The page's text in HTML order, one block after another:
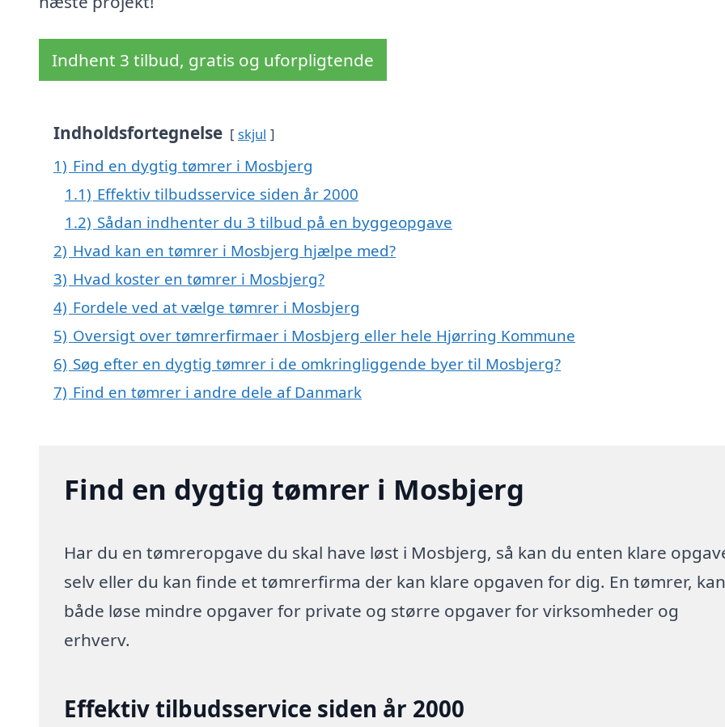
Indhent 3 tilbud, gratis og uforpligtende
Indholdsfortegnelse skjul
1) Find en dygtig tømrer i Mosbjerg
1.1) Effektiv tilbudsservice siden år 2000
1.2) Sådan indhenter du 3 tilbud på en byggeopgave
2) Hvad kan en tømrer i Mosbjerg hjælpe med?
3) Hvad koster en tømrer i Mosbjerg?
4) Fordele ved at vælge tømrer i Mosbjerg
5) Oversigt over tømrerfirmaer i Mosbjerg eller hele Hjørring Kommune
6) Søg efter en dygtig tømrer i de omkringliggende byer til Mosbjerg?
7) Find en tømrer i andre dele af Danmark
Find en dygtig tømrer i Mosbjerg
Har du en tømreropgave du skal have løst i Mosbjerg, så kan du enten klare
selv eller du kan finde et tømrerfirma der kan klare opgaven for dig. En tømrer,
både løse mindre opgaver for private og større opgaver for virksomheder og
erhverv.
Effektiv tilbudsservice siden år 2000